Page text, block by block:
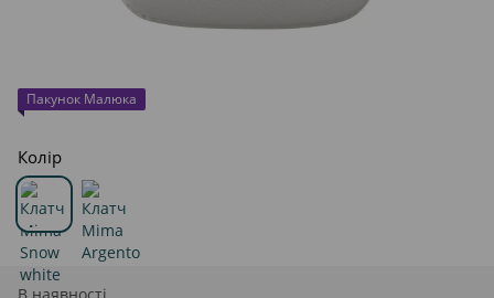
Пакунок Малюка
Колір
В наявності